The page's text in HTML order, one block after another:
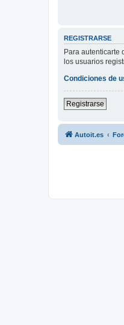
REGISTRARSE
Para autenticarte
los usuarios
Condiciones de
Registrarse
Autoit.es